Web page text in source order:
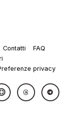
Contatti
FAQ
privacy